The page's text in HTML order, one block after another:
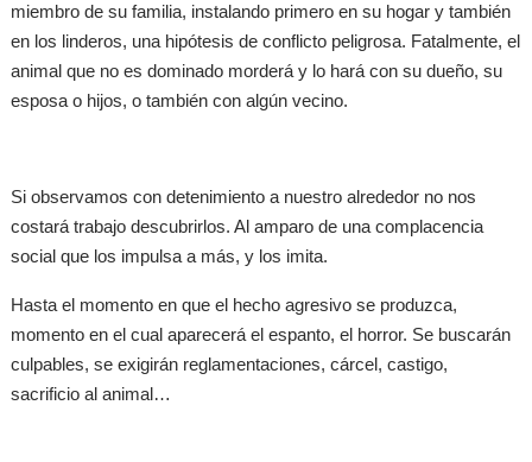
miembro de su familia, instalando primero en su hogar y también
en los linderos, una hipótesis de conflicto peligrosa. Fatalmente, el
animal que no es dominado morderá y lo hará con su dueño, su
esposa o hijos, o también con algún vecino.
Si observamos con detenimiento a nuestro alrededor no nos
costará trabajo descubrirlos. Al amparo de una complacencia
social que los impulsa a más, y los imita.
Hasta el momento en que el hecho agresivo se produzca,
momento en el cual aparecerá el espanto, el horror. Se buscarán
culpables, se exigirán reglamentaciones, cárcel, castigo,
sacrificio al animal…